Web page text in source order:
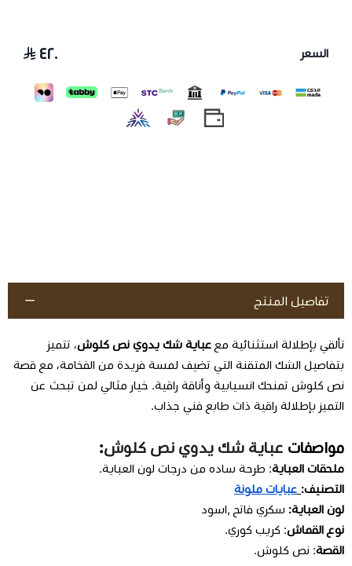
السعر ٤٢٠
تفاصيل المنتج
تألقي بإطلالة استثنائية مع عباية شك يدوي نص كلوش، تتميز
بتفاصيل الشك المتقنة التي تضيف لمسة فريدة من الفخامة، مع قصة
نص كلوش تمنحك انسيابية وأناقة راقية. خيار مثالي لمن تبحث عن
التميز بإطلالة راقية ذات طابع فني جذاب.
مواصفات عباية شك يدوي نص كلوش:
ملحقات العباية: طرحة ساده من درجات لون العباية.
التصنيف: عبايات ملونة
لون العباية: سكري فاتح ,اسود
نوع القماش: كريب كوري.
القصة: نص كلوش.